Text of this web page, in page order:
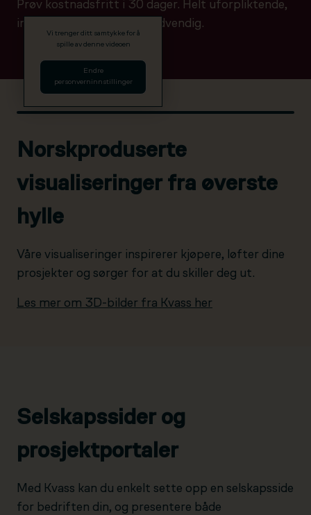
Prøv kostnadsfritt i 30 dager. Helt uforpliktende,
ingen betalingsdetaljer nødvendig.
Vi trenger ditt samtykke for å
spille av denne videoen
Endre
personverninnstillinger
Norskproduserte
visualiseringer fra øverste
hylle
Våre visualiseringer inspirerer kjøpere, løfter dine
prosjekter og sørger for at du skiller deg ut.
Les mer om 3D-bilder fra Kvass her
Selskapssider og
prosjektportaler
Med Kvass kan du enkelt sette opp en selskapsside
for bedriften din, og presentere både